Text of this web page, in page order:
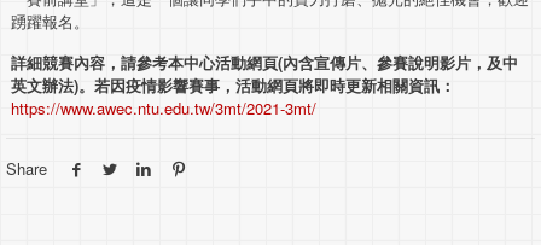
踴躍報名。
詳細競賽內容，請參考本中心活動網頁(內含宣傳片、參賽說明影片，及中
英文辦法)。若因疫情影響賽事，活動網頁將即時更新相關資訊：
https://www.awec.ntu.edu.tw/3mt/2021-3mt/
Share